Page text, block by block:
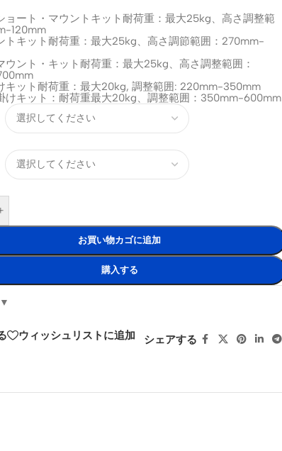
ョート・マウントキット耐荷重：最大25kg、高さ調整範
120mm
トキット耐荷重：最大25kg、高さ調節範囲：270mm-
ウント・キット耐荷重：最大25kg、高さ調整範囲：
キット耐荷重：最大20kg, 調整範囲: 220mm-350mm
けキット：耐荷重最大20kg、調整範囲：350mm-600mm
お買い物カゴに追加
購入する
ウィッシュリストに追加 シェアする